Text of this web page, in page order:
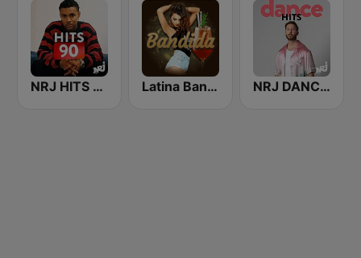
NRJ HITS 90 Latina Bandida! NRJ DANCE HITS